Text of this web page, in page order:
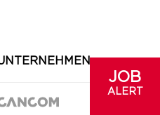
JOB
ALERT